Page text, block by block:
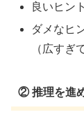
良いヒン
ダメなヒ
（広すぎ
② 推理を進